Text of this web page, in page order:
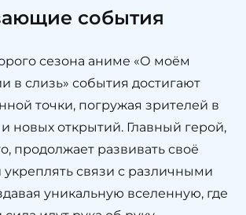
события
сезона аниме «О моём
в слизь» события достигают
точки, погружая зрителей в
новых открытий. Главный герой,
продолжает развивать своё
связи с различными
уникальную вселенную, где